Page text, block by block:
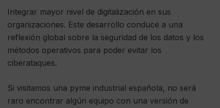
Integrar mayor nivel de digitalización en sus
organizaciones. Este desarrollo conduce a una
reflexión global sobre la seguridad de los datos y los
métodos operativos para poder evitar los
ciberataques.
Si visitamos una pyme industrial española, no será
raro encontrar algún equipo con una versión de